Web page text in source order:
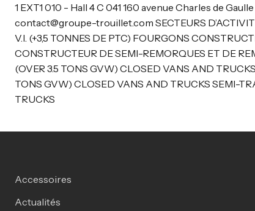
1 EXT1 010 - Hall 4 C 041 160 avenue Charles de
contact@groupe-trouillet.com SECTEURS
V.I. (+3,5 TONNES DE PTC) FOURGONS
CONSTRUCTEUR DE SEMI-REMORQUES ET DE
(OVER 3.5 TONS GVW) CLOSED VANS AND
TONS GVW) CLOSED VANS AND TRUCKS SEMI-
TRUCKS
Accessoires
Actualités